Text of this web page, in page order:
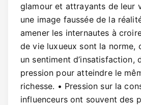
glamour et attrayants de leur
une image faussée de la
amener les internautes à
de vie luxueux sont la norme,
un sentiment d’insatisfaction,
pression pour atteindre le
richesse. • Pression sur la
influenceurs ont souvent des